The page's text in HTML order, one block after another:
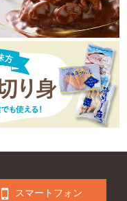
スマートフォン